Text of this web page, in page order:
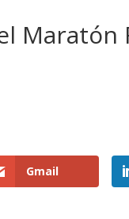
Maratón
Gmail